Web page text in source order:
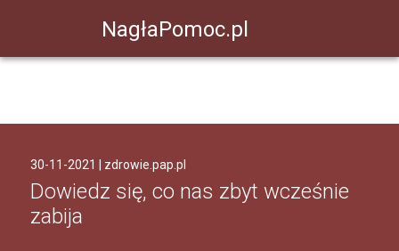
NagłaPomoc.pl
30-11-2021 | zdrowie.pap.pl
Dowiedz się, co nas zbyt wcześnie
zabija